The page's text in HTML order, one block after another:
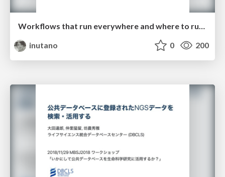
Workflows that run everywhere and where to run them
inutano
0 200